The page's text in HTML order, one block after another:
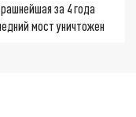
за 4 года
мост уничтожен